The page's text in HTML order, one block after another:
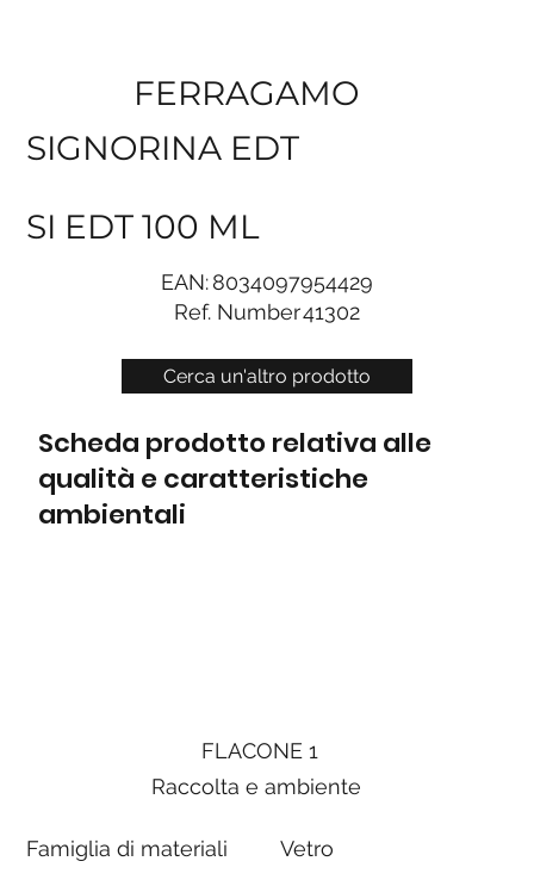
Cerca un'altro prodotto
FERRAGAMO
SIGNORINA EDT
SI EDT 100 ML
EAN:8034097954429
Ref. Number41302
Scheda prodotto relativa alle
qualità e caratteristiche
ambientali
FLACONE 1
Raccolta e ambiente
Famiglia di materiali Vetro